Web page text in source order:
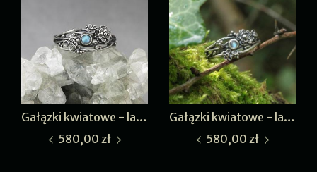
Gałązki kwiatowe - labradoryt VII
580,00 zł
Gałązki kwiatowe - labradoryt V
580,00 zł